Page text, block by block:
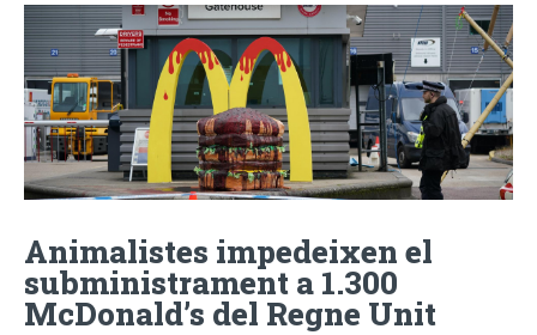
Animalistes impedeixen el
subministrament a 1.300
McDonald’s del Regne Unit